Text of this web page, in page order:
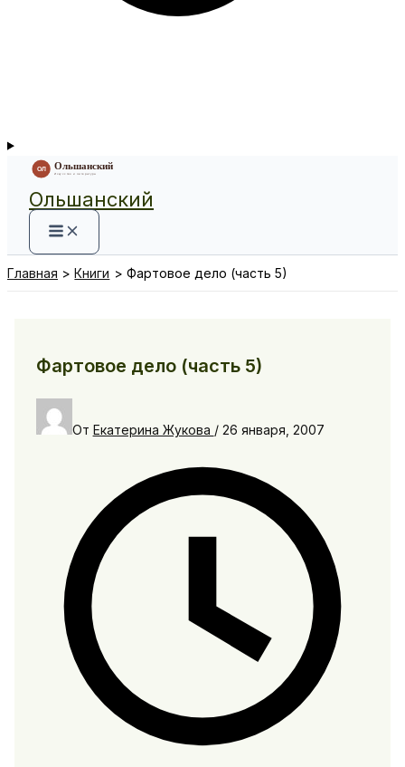
Ольшанский
Главная Книги Фартовое дело (часть 5)
Фартовое дело (часть 5)
От Екатерина Жукова / 26 января, 2007